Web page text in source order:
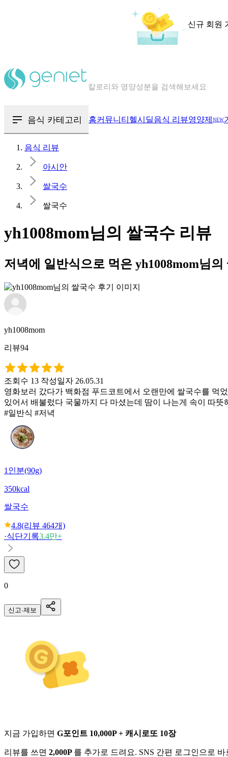
신규 회원
혈당 · 다이어트 음식 검색해보세요
음식 카테고리 홈커뮤니티 헬시딜음식 리뷰영양제 NEW
음식 리뷰
아시안
쌀국수
쌀국수
yh1008mom님의 쌀국수 리뷰
저녁에 일반식으로 먹은 yh1008mom님
yh1008mom
리뷰94
조회수 13 작성일자 26.05.31
영화보러 갔다가 백화점 푸드코트에서 오랜만에 쌀국수를 먹
있어서 배불렀다 국물까지 다 마셨는데 땀이 나는게 속이 따뜻
#일반식 #저녁
1인분(90g)
350kcal
쌀국수
4.8(리뷰 464개)
·식단기록3.4만+
0
신고·제보
지금 가입하면 G포인트 10,000P + 캐시로또 10장
리뷰를 쓰면 2,000P 를 추가로 드려요. SNS 간편 로그인으로